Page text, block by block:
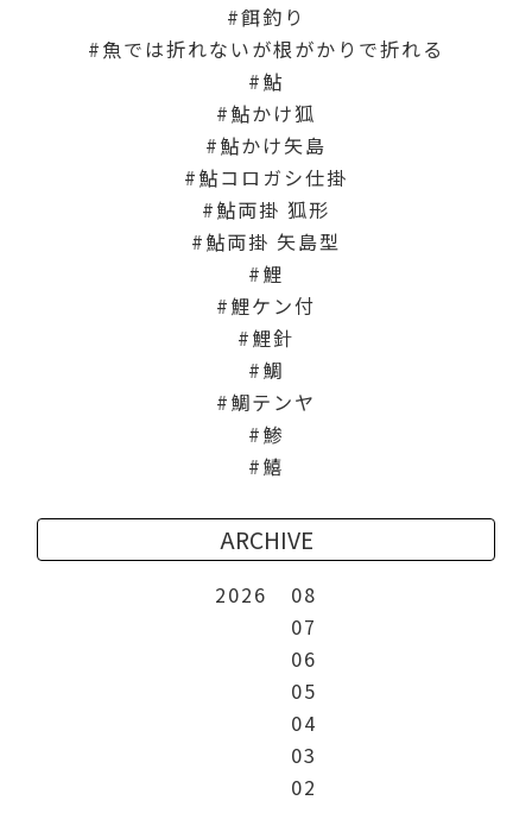
餌釣り
魚では折れないが根がかりで折れる
鮎
鮎かけ狐
鮎かけ矢島
鮎コロガシ仕掛
鮎両掛 狐形
鮎両掛 矢島型
鯉
鯉ケン付
鯉針
鯛
鯛テンヤ
鯵
鱚
ARCHIVE
2026
08
07
06
05
04
03
02